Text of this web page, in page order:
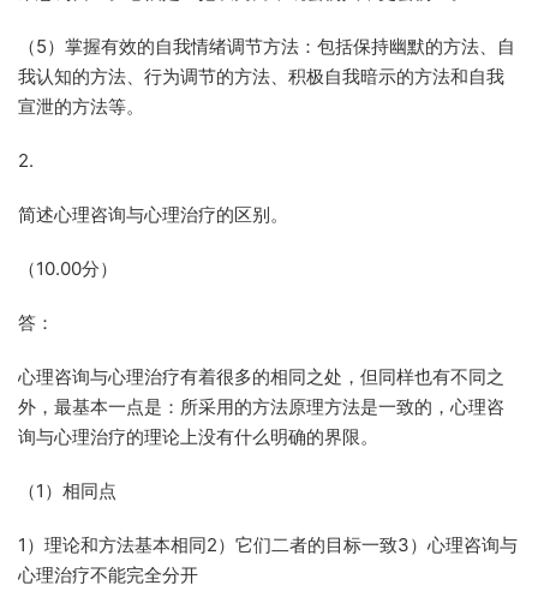
（5）掌握有效的自我情绪调节方法：包括保持幽默的方法、自
我认知的方法、行为调节的方法、积极自我暗示的方法和自我
宣泄的方法等。
2.
简述心理咨询与心理治疗的区别。
（10.00分）
答：
心理咨询与心理治疗有着很多的相同之处，但同样也有不同之
外，最基本一点是：所采用的方法原理方法是一致的，心理咨
询与心理治疗的理论上没有什么明确的界限。
（1）相同点
1）理论和方法基本相同2）它们二者的目标一致3）心理咨询与
心理治疗不能完全分开